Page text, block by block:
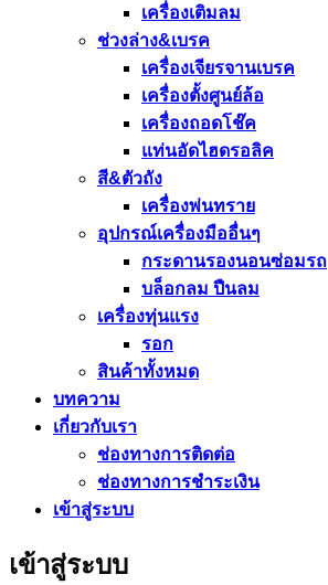
เครื่องเติมลม
ช่วงล่าง&เบรค
เครื่องเจียรจานเบรค
เครื่องตั้งศูนย์ล้อ
เครื่องถอดโช๊ค
แท่นอัดไฮดรอลิค
สี&ตัวถัง
เครื่องพ่นทราย
อุปกรณ์เครื่องมืออื่นๆ
กระดานรองนอนซ่อมรถ
บล็อกลม ปืนลม
เครื่องทุ่นแรง
รอก
สินค้าทั้งหมด
บทความ
เกี่ยวกับเรา
ช่องทางการติดต่อ
ช่องทางการชำระเงิน
เข้าสู่ระบบ
เข้าสู่ระบบ